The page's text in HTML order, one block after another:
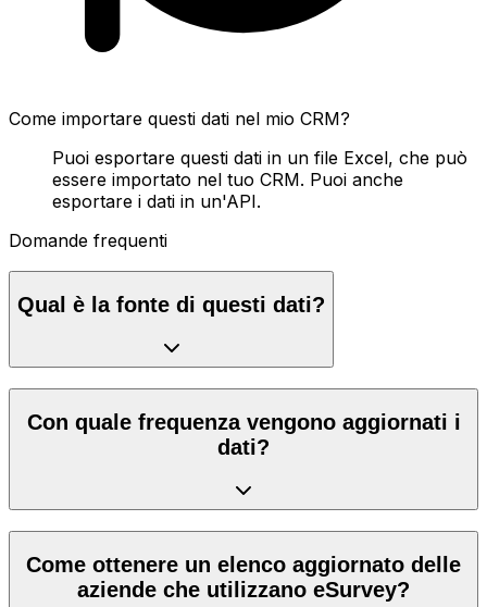
Come importare questi dati nel mio CRM?
Puoi esportare questi dati in un file Excel, che può
essere importato nel tuo CRM. Puoi anche
esportare i dati in un'API.
Domande frequenti
Qual è la fonte di questi dati?
Con quale frequenza vengono aggiornati i
dati?
Come ottenere un elenco aggiornato delle
aziende che utilizzano eSurvey?